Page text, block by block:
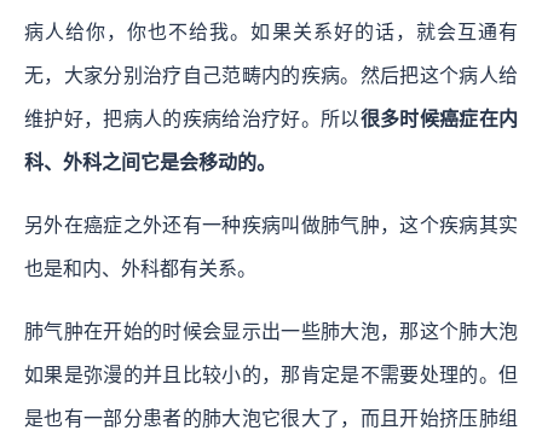
病人给你，你也不给我。如果关系好的话，就会互通有
无，大家分别治疗自己范畴内的疾病。然后把这个病人给
维护好，把病人的疾病给治疗好。所以很多时候癌症在内
科、外科之间它是会移动的。
另外在癌症之外还有一种疾病叫做肺气肿，这个疾病其实
也是和内、外科都有关系。
肺气肿在开始的时候会显示出一些肺大泡，那这个肺大泡
如果是弥漫的并且比较小的，那肯定是不需要处理的。但
是也有一部分患者的肺大泡它很大了，而且开始挤压肺组